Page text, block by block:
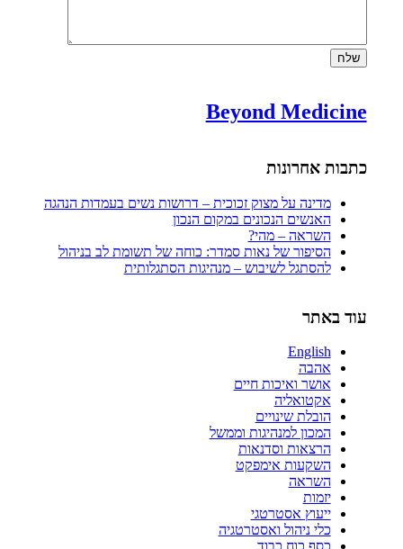
Beyond Medicine
כתבות אחרונות
מדינה על מצוק זכוכית – דרושות נשים בעמדות הנהגה
האנשים הנכונים במקום הנכון
השראה – מהי?
הסיפור של נאות סמדר: כוחה של תשומת לב בניהול
להסתגל לשיבוש – מנהיגות הסתגלותית
עוד באתר
English
אהבה
אושר ואיכות חיים
אקטואליה
הובלת שינויים
המכון למנהיגות וממשל
הרצאות וסדנאות
השקעות אימפקט
השראה
יזמות
ייעוץ אסטרטגי
כלי ניהול ואסטרטגיה